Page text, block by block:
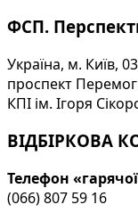
ФСП.
Україна, м. Київ,
проспект
КПІ ім. Ігоря
ВІДБІРКОВА
Телефон «гарячої
(066) 807 59 16